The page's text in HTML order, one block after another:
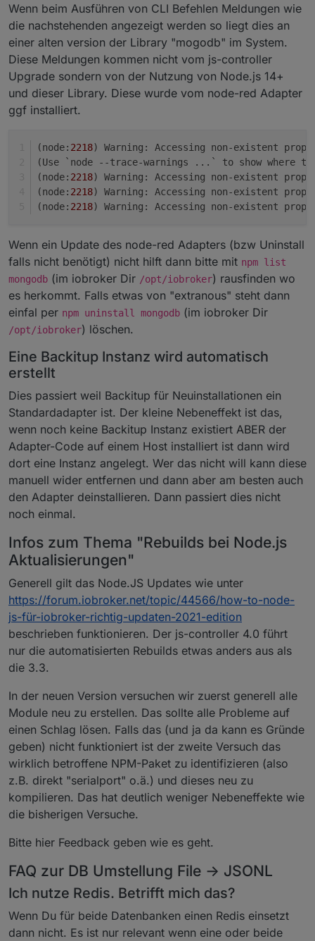
Wenn beim Ausführen von CLI Befehlen Meldungen wie
die nachstehenden angezeigt werden so liegt dies an
einer alten version der Library "mogodb" im System.
Diese Meldungen kommen nicht vom js-controller
Upgrade sondern von der Nutzung von Node.js 14+
und dieser Library. Diese wurde vom node-red Adapter
ggf installiert.
(node: 2218) Warning: Accessing non-existent
(Use `node --trace-warnings ...` to show where
(node: 2218) Warning: Accessing non-existent
(node: 2218)
Warning: Accessing non-existent
(node: 2218) Warning: Accessing non-existent
Wenn ein Update des node-red Adapters (bzw Uninstall
falls nicht benötigt) nicht hilft dann bitte mit npm list
mongodb (im iobroker Dir /opt/iobroker) rausfinden wo
es herkommt. Falls etwas von "extranous" steht dann
einfal per npm uninstall mongodb (im iobroker Dir
/opt/iobroker) löschen.
Eine Backitup Instanz wird automatisch
erstellt
Dies passiert weil Backitup für Neuinstallationen ein
Standardadapter ist. Der kleine Nebeneffekt ist das,
wenn noch keine Backitup Instanz existiert ABER der
Adapter-Code auf einem Host installiert ist dann wird
dort eine Instanz angelegt. Wer das nicht will kann diese
manuell wider entfernen und dann aber am besten auch
den Adapter deinstallieren. Dann passiert dies nicht
noch einmal.
Infos zum Thema "Rebuilds bei Node.js
Aktualisierungen"
Generell gilt das Node.JS Updates wie unter
https://forum.iobroker.net/topic/44566/how-to-node-
js-für-iobroker-richtig-updaten-2021-edition
beschrieben funktionieren. Der js-controller 4.0 führt
nur die automatisierten Rebuilds etwas anders aus als
die 3.3.
In der neuen Version versuchen wir zuerst generell alle
Module neu zu erstellen. Das sollte alle Probleme auf
einen Schlag lösen. Falls das (und ja da kann es Gründe
geben) nicht funktioniert ist der zweite Versuch das
wirklich betroffene NPM-Paket zu identifizieren (also
z.B. direkt "serialport" o.ä.) und dieses neu zu
kompilieren. Das hat deutlich weniger Nebeneffekte wie
die bisherigen Versuche.
Bitte hier Feedback geben wie es geht.
FAQ zur DB Umstellung File -> JSONL
Ich nutze Redis. Betrifft mich das?
Wenn Du für beide Datenbanken einen Redis einsetzt
dann nicht. Es ist nur relevant wenn eine oder beide